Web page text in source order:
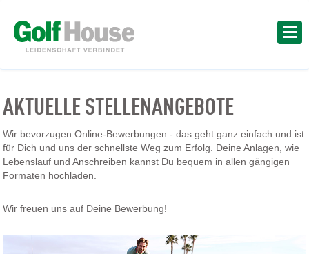
AKTUELLE STELLENANGEBOTE
Wir bevorzugen Online-Bewerbungen - das geht ganz einfach und ist
für Dich und uns der schnellste Weg zum Erfolg. Deine Anlagen, wie
Lebenslauf und Anschreiben kannst Du bequem in allen gängigen
Formaten hochladen.
Wir freuen uns auf Deine Bewerbung!